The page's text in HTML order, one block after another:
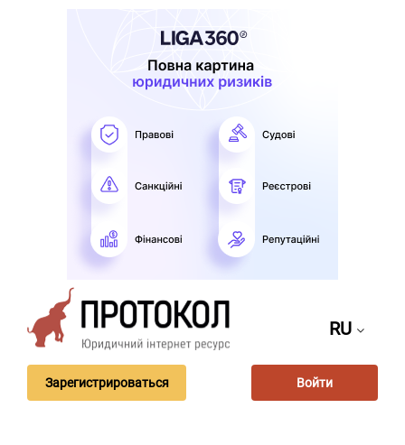
RU
Зарегистрироваться Войти